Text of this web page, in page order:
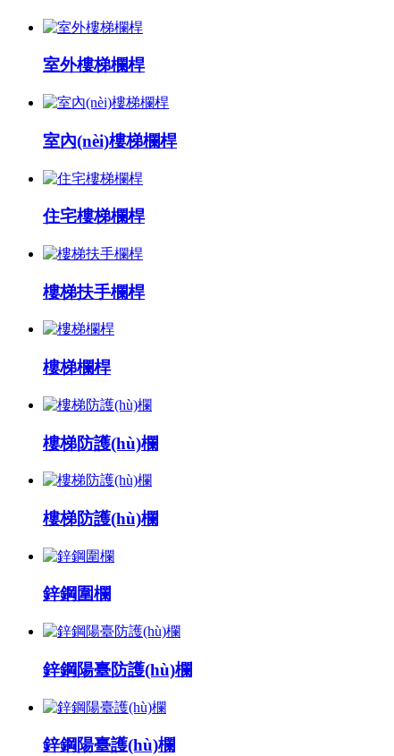
室外樓梯欄桿
室內(nèi)樓梯欄桿
住宅樓梯欄桿
樓梯扶手欄桿
樓梯欄桿
樓梯防護(hù)欄
樓梯防護(hù)欄
鋅鋼圍欄
鋅鋼陽臺防護(hù)欄
鋅鋼陽臺護(hù)欄